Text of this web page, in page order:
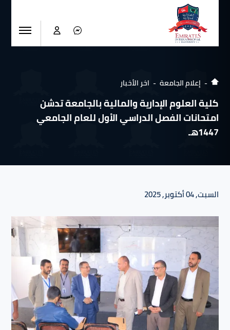
إعلام الجامعة اخر الأخبار
كلية العلوم الإدارية والمالية بالجامعة تدشن
امتحانات الفصل الدراسي الأول للعام الجامعي
1447هـ
السبت, 04 أكتوبر, 2025